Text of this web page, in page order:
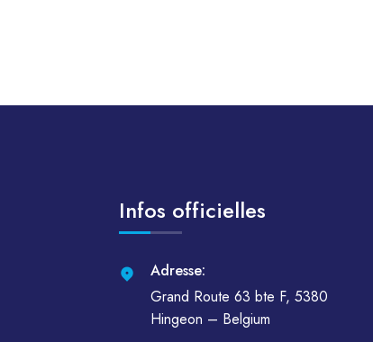
Infos officielles
Adresse:
Grand Route 63 bte F, 5380
Hingeon – Belgium